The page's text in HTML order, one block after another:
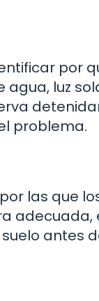
por
luz
problema.
las que
adecuada,
antes